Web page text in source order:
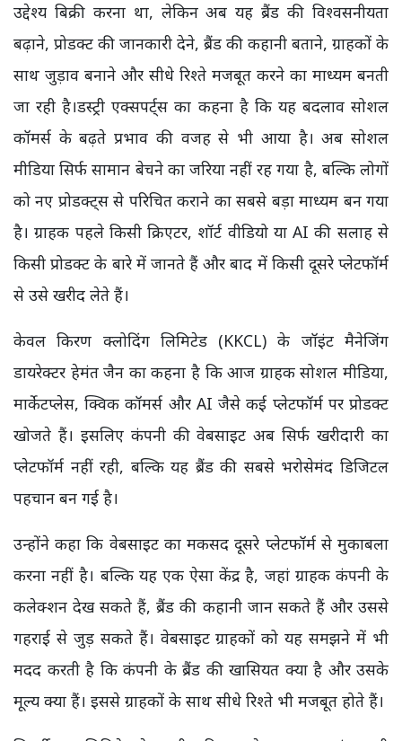
उद्देश्य बिक्री करना था, लेकिन अब यह ब्रैंड की विश्वसनीयता
बढ़ाने, प्रोडक्ट की जानकारी देने, ब्रैंड की कहानी बताने, ग्राहकों के
साथ जुड़ाव बनाने और सीधे रिश्ते मजबूत करने का माध्यम बनती
जा रही है।डस्ट्री एक्सपर्ट्स का कहना है कि यह बदलाव सोशल
कॉमर्स के बढ़ते प्रभाव की वजह से भी आया है। अब सोशल
मीडिया सिर्फ सामान बेचने का जरिया नहीं रह गया है, बल्कि लोगों
को नए प्रोडक्ट्स से परिचित कराने का सबसे बड़ा माध्यम बन गया
है। ग्राहक पहले किसी क्रिएटर, शॉर्ट वीडियो या AI की सलाह से
किसी प्रोडक्ट के बारे में जानते हैं और बाद में किसी दूसरे प्लेटफॉर्म
से उसे खरीद लेते हैं।
केवल किरण क्लोदिंग लिमिटेड (KKCL) के जॉइंट मैनेजिंग
डायरेक्टर हेमंत जैन का कहना है कि आज ग्राहक सोशल मीडिया,
मार्केटप्लेस, क्विक कॉमर्स और AI जैसे कई प्लेटफॉर्म पर प्रोडक्ट
खोजते हैं। इसलिए कंपनी की वेबसाइट अब सिर्फ खरीदारी का
प्लेटफॉर्म नहीं रही, बल्कि यह ब्रैंड की सबसे भरोसेमंद डिजिटल
पहचान बन गई है।
उन्होंने कहा कि वेबसाइट का मकसद दूसरे प्लेटफॉर्म से मुकाबला
करना नहीं है। बल्कि यह एक ऐसा केंद्र है, जहां ग्राहक कंपनी के
कलेक्शन देख सकते हैं, ब्रैंड की कहानी जान सकते हैं और उससे
गहराई से जुड़ सकते हैं। वेबसाइट ग्राहकों को यह समझने में भी
मदद करती है कि कंपनी के ब्रैंड की खासियत क्या है और उसके
मूल्य क्या हैं। इससे ग्राहकों के साथ सीधे रिश्ते भी मजबूत होते हैं।